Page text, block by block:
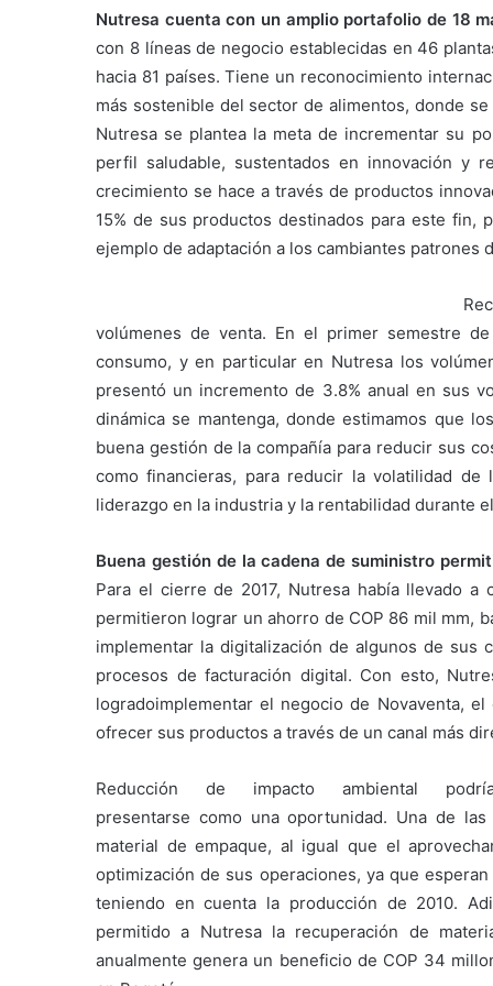
Nutresa cuenta con un amplio portafolio de 18
con 8 líneas de negocio establecidas en 46
hacia 81 países. Tiene un reconocimiento
más sostenible del sector de alimentos, donde
Nutresa se plantea la meta de incrementar su
perfil saludable, sustentados en innovación y
crecimiento se hace a través de productos
15% de sus productos destinados para este fin,
ejemplo de adaptación a los cambiantes patrones
volúmenes de venta. En el primer semestre
consumo, y en particular en Nutresa los
presentó un incremento de 3.8% anual en sus
dinámica se mantenga, donde estimamos que
buena gestión de la compañía para reducir sus
como financieras, para reducir la volatilidad
liderazgo en la industria y la rentabilidad durante
Buena gestión de la cadena de suministro
Para el cierre de 2017, Nutresa había llevado
permitieron lograr un ahorro de COP 86 mil mm,
implementar la digitalización de algunos de sus
procesos de facturación digital. Con esto,
logradoimplementar el negocio de Novaventa,
ofrecer sus productos a través de un canal más
Reducción de impacto ambiental
presentarse como una oportunidad. Una de
material de empaque, al igual que el
optimización de sus operaciones, ya que
teniendo en cuenta la producción de 2010.
permitido a Nutresa la recuperación de
anualmente genera un beneficio de COP 34